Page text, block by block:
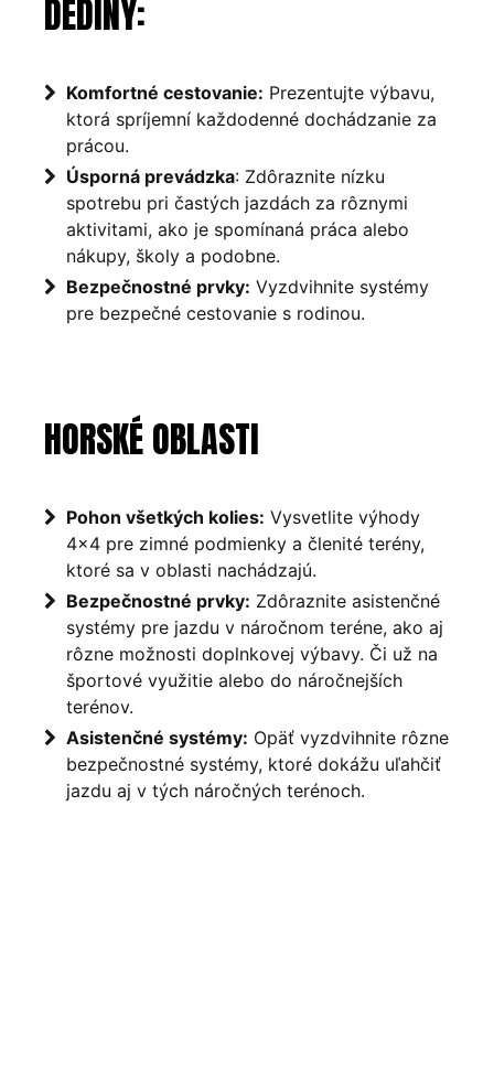
DEDINY:
Komfortné cestovanie: Prezentujte výbavu,
ktorá spríjemní každodenné dochádzanie za
prácou.
Úsporná prevádzka: Zdôraznite nízku
spotrebu pri častých jazdách za rôznymi
aktivitami, ako je spomínaná práca alebo
nákupy, školy a podobne.
Bezpečnostné prvky: Vyzdvihnite systémy
pre bezpečné cestovanie s rodinou.
HORSKÉ OBLASTI
Pohon všetkých kolies: Vysvetlite výhody
4×4 pre zimné podmienky a členité terény,
ktoré sa v oblasti nachádzajú.
Bezpečnostné prvky: Zdôraznite asistenčné
systémy pre jazdu v náročnom teréne, ako aj
rôzne možnosti doplnkovej výbavy. Či už na
športové využitie alebo do náročnejších
terénov.
Asistenčné systémy: Opäť vyzdvihnite rôzne
bezpečnostné systémy, ktoré dokážu uľahčiť
jazdu aj v tých náročných terénoch.